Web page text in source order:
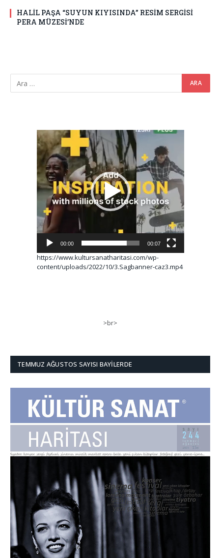
HALİL PAŞA “SUYUN KIYISINDA” RESİM SERGİSİ
PERA MÜZESİ’NDE
Video
oynatıcı
00:00 00:07
https://www.kultursanatharitasi.com/wp-
content/uploads/2022/10/3.Sagbanner-caz3.mp4
>br>
TEMMUZ AĞUSTOS SAYISI BAYILERDE